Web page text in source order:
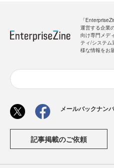
「
運営する企業
向け専門メデ
ティ/システム
様な情報をお
メールバックナン
記事掲載のご依頼